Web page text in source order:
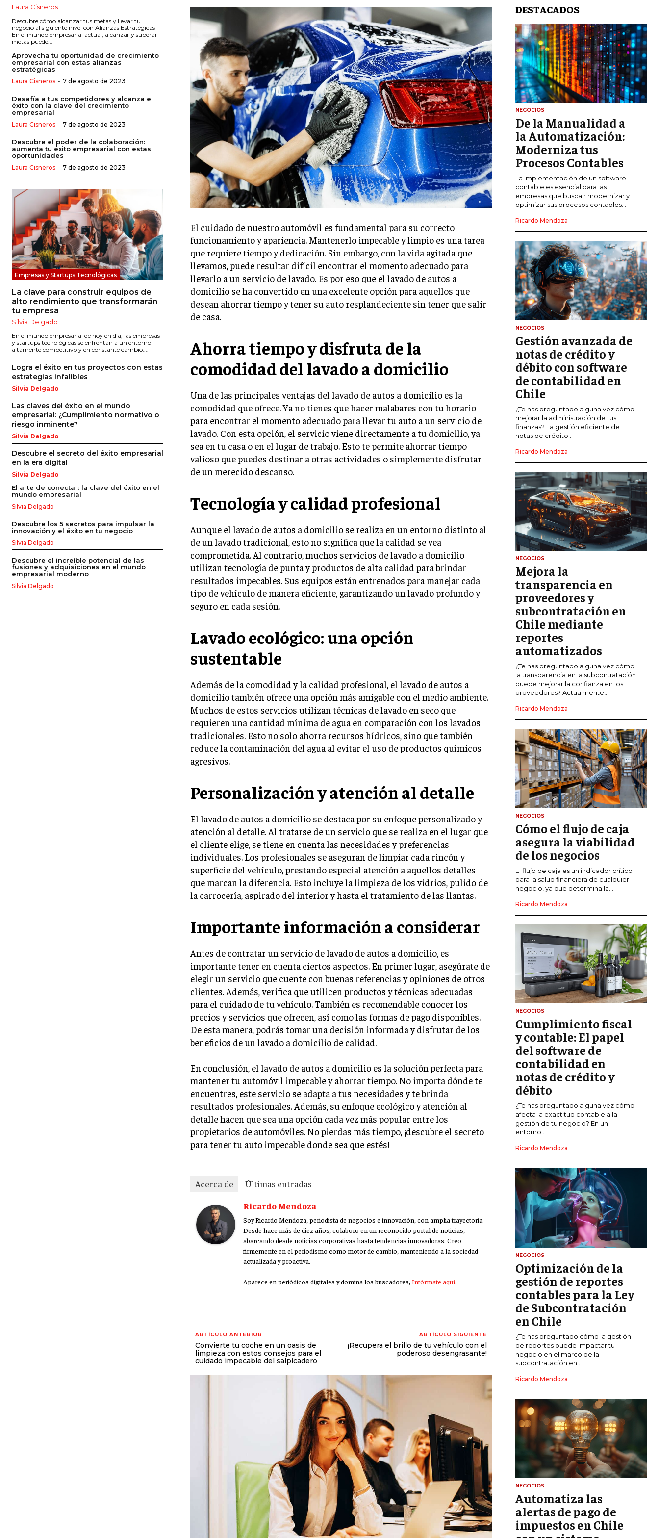
LIFESTYLE
MARKETING
ESTRATEGIAS DE MARKETING
AGENCIAS DE POSICIONAMIENTO WEB
SEO
VENTA DE ENLACES
MARKETING DIGITAL
PUBLICIDAD
VENTAS Y PERSUASIÓN
GESTIÓN DE PRODUCTOS
COMUNICACIÓN CORPORATIVA
GESTIÓN DE MARCA
INVESTIGACIÓN DE MERCADO
ANÁLISIS DE COMPETENCIA
GESTIÓN DE CLIENTES
EMPRENDIMIENTO
INNOVACIÓN EMPRESARIAL
GESTIÓN DEL CAMBIO
LIDERAZGO
EMPRENDIMIENTO
PLANIFICACIÓN EMPRESARIAL
FINANZAS
FINANZAS Y CONTABILIDAD
GESTIÓN DE RECURSOS FINANCIEROS
INVERSIONES Y MERCADOS FINANCIEROS
CONTABILIDAD EMPRESARIAL
ECONOMÍA EMPRESARIAL
INTERNACIONAL
NEGOCIOS INTERNACIONALES
COMERCIO INTERNACIONAL
EXPANSIÓN GLOBAL
ALIANZAS ESTRATÉGICAS
TECNOLOGIA
SOSTENIBILIDAD Y MEDIO AMBIENTE
GESTIÓN DE LA INNOVACIÓN
TECNOLÓGICA
TRANSFORMACIÓN DIGITAL
ANALÍTICA EMPRESARIAL Y BUSINESS
INTELLIGENCE
CIBERSEGURIDAD EMPRESARIAL
ESTRATEGIA
EMPRESAS FAMILIARES Y SUCESIÓN
NEGOCIACIÓN Y RESOLUCIÓN DE
CONFLICTOS
DERECHO EMPRESARIAL Y
REGULACIONES
ÉXITO EMPRESARIAL Y CASOS DE
ESTUDIO
GOBIERNO CORPORATIVO
NEGOCIOS
ESTRATEGIAS DE NEGOCIOS
MARKETING B2B
MARKETING B2C
FRANQUICIAS
MARKETING DE INFLUENCERS
E-COMMERCE
GESTIÓN DE CRISIS EMPRESARIALES
EMPRESAS Y STARTUPS TECNOLÓGICAS
GESTIÓN DE LA EXPERIENCIA DEL
CLIENTE
PROYECTOS
GESTIÓN DE PROYECTOS
GESTIÓN DE OPERACIONES Y CADENA
DE SUMINISTRO
LOGÍSTICA EMPRESARIAL
CALIDAD Y MEJORA CONTINUA
TALENTOS
TALENTO
RECLUTAMIENTO Y SELECCIÓN
DESARROLLO DE PERSONAL
GESTIÓN DEL DESEMPEÑO
CULTURA Y CLIMA ORGANIZACIONAL
ÉTICA EMPRESARIAL Y
RESPONSABILIDAD SOCIAL
BLOG
Laura Cisneros
Descubre cómo alcanzar tus metas y llevar tu
negocio al siguiente nivel con Alianzas Estratégicas
En el mundo empresarial actual, alcanzar y superar
metas puede...
Aprovecha tu oportunidad de crecimiento
empresarial con estas alianzas
estratégicas
Laura Cisneros - 7 de agosto de 2023
Desafía a tus competidores y alcanza el
éxito con la clave del crecimiento
empresarial
Laura Cisneros - 7 de agosto de 2023
Descubre el poder de la colaboración:
aumenta tu éxito empresarial con estas
oportunidades
Laura Cisneros - 7 de agosto de 2023
Empresas y Startups Tecnológicas
La clave para construir equipos de
alto rendimiento que transformarán
tu empresa
Silvia Delgado
En el mundo empresarial de hoy en día, las empresas
y startups tecnológicas se enfrentan a un entorno
altamente competitivo y en constante cambio....
Logra el éxito en tus proyectos con estas
estrategias infalibles
Silvia Delgado
Las claves del éxito en el mundo
empresarial: ¿Cumplimiento normativo o
riesgo inminente?
Silvia Delgado
Descubre el secreto del éxito empresarial
en la era digital
Silvia Delgado
El arte de conectar: la clave del éxito en el
mundo empresarial
Silvia Delgado
Descubre los 5 secretos para impulsar la
innovación y el éxito en tu negocio
Silvia Delgado
Descubre el increíble potencial de las
fusiones y adquisiciones en el mundo
empresarial moderno
Silvia Delgado
El cuidado de nuestro automóvil es fundamental para su correcto
funcionamiento y apariencia. Mantenerlo impecable y limpio es una tarea
que requiere tiempo y dedicación. Sin embargo, con la vida agitada que
llevamos, puede resultar difícil encontrar el momento adecuado para
llevarlo a un servicio de lavado. Es por eso que el lavado de autos a
domicilio se ha convertido en una excelente opción para aquellos que
desean ahorrar tiempo y tener su auto resplandeciente sin tener que salir
de casa.
Ahorra tiempo y disfruta de la
comodidad del lavado a domicilio
Una de las principales ventajas del lavado de autos a domicilio es la
comodidad que ofrece. Ya no tienes que hacer malabares con tu horario
para encontrar el momento adecuado para llevar tu auto a un servicio de
lavado. Con esta opción, el servicio viene directamente a tu domicilio, ya
sea en tu casa o en el lugar de trabajo. Esto te permite ahorrar tiempo
valioso que puedes destinar a otras actividades o simplemente disfrutar
de un merecido descanso.
Tecnología y calidad profesional
Aunque el lavado de autos a domicilio se realiza en un entorno distinto al
de un lavado tradicional, esto no significa que la calidad se vea
comprometida. Al contrario, muchos servicios de lavado a domicilio
utilizan tecnología de punta y productos de alta calidad para brindar
resultados impecables. Sus equipos están entrenados para manejar cada
tipo de vehículo de manera eficiente, garantizando un lavado profundo y
seguro en cada sesión.
Lavado ecológico: una opción
sustentable
Además de la comodidad y la calidad profesional, el lavado de autos a
domicilio también ofrece una opción más amigable con el medio ambiente.
Muchos de estos servicios utilizan técnicas de lavado en seco que
requieren una cantidad mínima de agua en comparación con los lavados
tradicionales. Esto no solo ahorra recursos hídricos, sino que también
reduce la contaminación del agua al evitar el uso de productos químicos
agresivos.
Personalización y atención al detalle
El lavado de autos a domicilio se destaca por su enfoque personalizado y
atención al detalle. Al tratarse de un servicio que se realiza en el lugar que
el cliente elige, se tiene en cuenta las necesidades y preferencias
individuales. Los profesionales se aseguran de limpiar cada rincón y
superficie del vehículo, prestando especial atención a aquellos detalles
que marcan la diferencia. Esto incluye la limpieza de los vidrios, pulido de
la carrocería, aspirado del interior y hasta el tratamiento de las llantas.
Importante información a considerar
Antes de contratar un servicio de lavado de autos a domicilio, es
importante tener en cuenta ciertos aspectos. En primer lugar, asegúrate de
elegir un servicio que cuente con buenas referencias y opiniones de otros
clientes. Además, verifica que utilicen productos y técnicas adecuadas
para el cuidado de tu vehículo. También es recomendable conocer los
precios y servicios que ofrecen, así como las formas de pago disponibles.
De esta manera, podrás tomar una decisión informada y disfrutar de los
beneficios de un lavado a domicilio de calidad.
En conclusión, el lavado de autos a domicilio es la solución perfecta para
mantener tu automóvil impecable y ahorrar tiempo. No importa dónde te
encuentres, este servicio se adapta a tus necesidades y te brinda
resultados profesionales. Además, su enfoque ecológico y atención al
detalle hacen que sea una opción cada vez más popular entre los
propietarios de automóviles. No pierdas más tiempo, ¡descubre el secreto
para tener tu auto impecable donde sea que estés!
Acerca de
Últimas entradas
Ricardo Mendoza
Soy Ricardo Mendoza, periodista de negocios e innovación, con amplia trayectoria.
Desde hace más de diez años, colaboro en un reconocido portal de noticias,
abarcando desde noticias corporativas hasta tendencias innovadoras. Creo
firmemente en el periodismo como motor de cambio, manteniendo a la sociedad
actualizada y proactiva.
Aparece en periódicos digitales y domina los buscadores,Infórmate aquí.
ARTÍCULO ANTERIOR
Convierte tu coche en un oasis de
limpieza con estos consejos para el
cuidado impecable del salpicadero
ARTÍCULO SIGUIENTE
¡Recupera el brillo de tu vehículo con el
poderoso desengrasante!
DESTACADOS
NEGOCIOS
De la Manualidad a
la Automatización:
Moderniza tus
Procesos Contables
La implementación de un software
contable es esencial para las
empresas que buscan modernizar y
optimizar sus procesos contables....
Ricardo Mendoza
NEGOCIOS
Gestión avanzada de
notas de crédito y
débito con software
de contabilidad en
Chile
¿Te has preguntado alguna vez cómo
mejorar la administración de tus
finanzas? La gestión eficiente de
notas de crédito...
Ricardo Mendoza
NEGOCIOS
Mejora la
transparencia en
proveedores y
subcontratación en
Chile mediante
reportes
automatizados
¿Te has preguntado alguna vez cómo
la transparencia en la subcontratación
puede mejorar la confianza en los
proveedores? Actualmente,...
Ricardo Mendoza
NEGOCIOS
Cómo el flujo de caja
asegura la viabilidad
de los negocios
El flujo de caja es un indicador crítico
para la salud financiera de cualquier
negocio, ya que determina la...
Ricardo Mendoza
NEGOCIOS
Cumplimiento fiscal
y contable: El papel
del software de
contabilidad en
notas de crédito y
débito
¿Te has preguntado alguna vez cómo
afecta la exactitud contable a la
gestión de tu negocio? En un
entorno...
Ricardo Mendoza
NEGOCIOS
Optimización de la
gestión de reportes
contables para la Ley
de Subcontratación
en Chile
¿Te has preguntado cómo la gestión
de reportes puede impactar tu
negocio en el marco de la
subcontratación en...
Ricardo Mendoza
NEGOCIOS
Automatiza las
alertas de pago de
impuestos en Chile